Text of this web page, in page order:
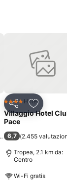
il servizio di
servita anche in
convegni ed
multimediali,
attiva 24 ore
alle Isole Eolie.
)
Condividi
4 StelleHotel
Villaggio Hotel
Pace
6,7 (2.455
Tropea, 2.1 km da:
Centro
Wi-Fi gratis